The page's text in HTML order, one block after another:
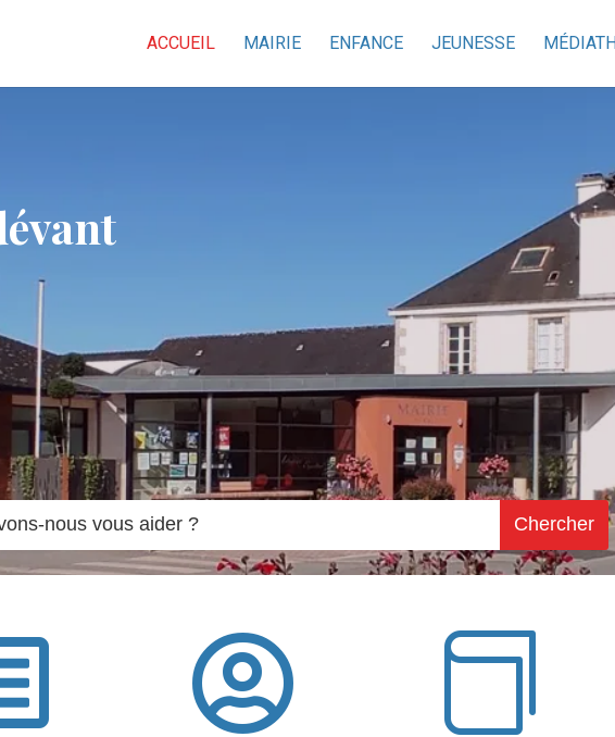
ACCUEIL MAIRIE ENFANCE JEUNESSE
 